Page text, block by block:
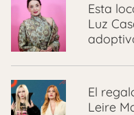
Esta
Luz
El
Leire